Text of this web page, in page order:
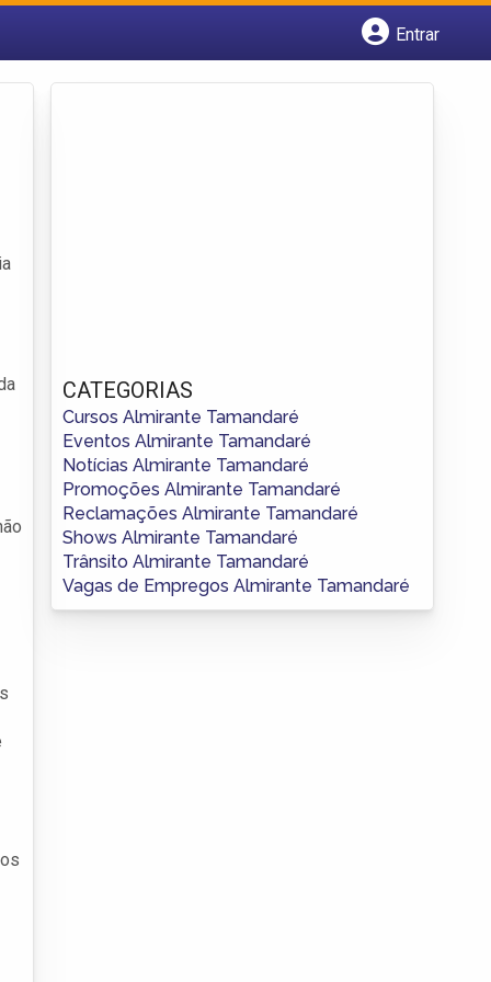
Entrar
CATEGORIAS
Cursos Almirante Tamandaré
Eventos Almirante Tamandaré
Notícias Almirante Tamandaré
Promoções Almirante Tamandaré
Reclamações Almirante Tamandaré
Shows Almirante Tamandaré
Trânsito Almirante Tamandaré
Vagas de Empregos Almirante Tamandaré